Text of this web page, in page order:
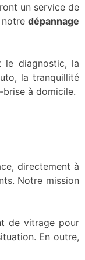
un service de
dépannage
le diagnostic, la
la tranquillité
à domicile.
directement à
Notre mission
de vitrage pour
En outre,